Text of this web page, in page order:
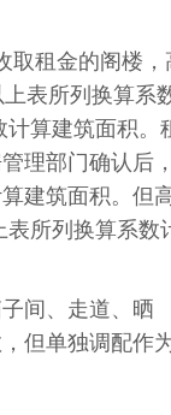
取租金的阁楼，
表所列换算系
算建筑面积。
理部门确认后，
建筑面积。但
表所列换算系数
间、走道、晒
但单独调配作